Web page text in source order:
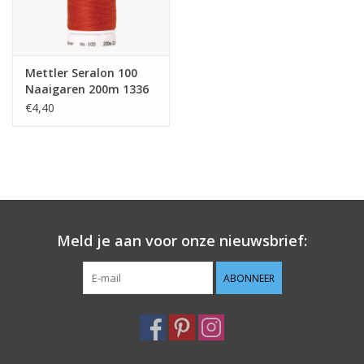
Mettler Seralon 100
Naaigaren 200m 1336
€4,40
Meld je aan voor onze nieuwsbrief:
ABONNEER